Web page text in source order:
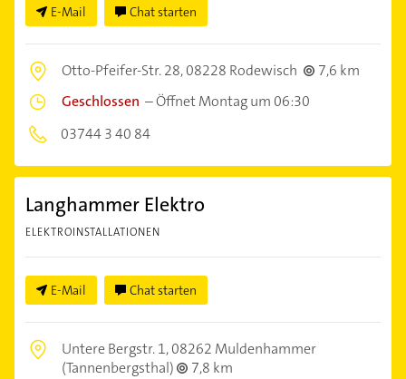
E-Mail Chat starten
Otto-Pfeifer-Str. 28,08228 Rodewisch
7,6 km
Geschlossen –Öffnet Montag um 06:30
03744 3 40 84
Langhammer Elektro
ELEKTROINSTALLATIONEN
E-Mail Chat starten
Untere Bergstr. 1,08262 Muldenhammer
(Tannenbergsthal)
7,8 km